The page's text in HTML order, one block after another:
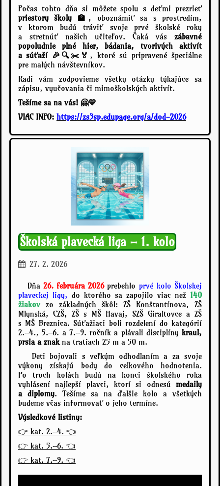
Počas tohto dňa si môžete spolu s deťmi prezrieť
priestory školy 🏫 , oboznámiť sa s prostredím,
v ktorom budú tráviť svoje prvé školské roky
a stretnúť našich učiteľov. Čaká vás zábavné
popoludnie plné hier, bádania, tvorivých aktivít
a súťaží 🎉🔍✂️🏅 , ktoré sú pripravené špeciálne
pre malých návštevníkov.
Radi vám zodpovieme všetky otázky týkajúce sa
zápisu, vyučovania či mimoškolských aktivít.
Tešíme sa na vás! 🤗💛
VIAC INFO: https://zs3sp.edupage.org/a/dod-2026
Školská plavecká liga – 1. kolo
27. 2. 2026
Dňa 26. februára 2026prebehlo prvé kolo Školskej
plaveckej ligy, do ktorého sa zapojilo viac než 140
žiakovzo základných škôl: ZŠ Konštantínova, ZŠ
Mlynská, CZŠ, ZŠ s MŠ Havaj, SZŠ Giraltovce a ZŠ
s MŠ Breznica. Súťažiaci boli rozdelení do kategórií
2.–4., 5.–6. a 7.–9. ročník a plávali disciplíny kraul,
prsia a znakna tratiach 25 m a 50 m.
Deti bojovali s veľkým odhodlaním a za svoje
výkony získajú body do celkového hodnotenia.
Po troch kolách budú na konci školského roka
vyhlásení najlepší plavci, ktorí si odnesú medaily
a diplomy. Tešíme sa na ďalšie kolo a všetkých
budeme včas informovať o jeho termíne.
Výsledkové listiny:
👉 kat. 2.–4. 👈
👉 kat. 5.–6. 👈
👉 kat. 7.–9. 👈